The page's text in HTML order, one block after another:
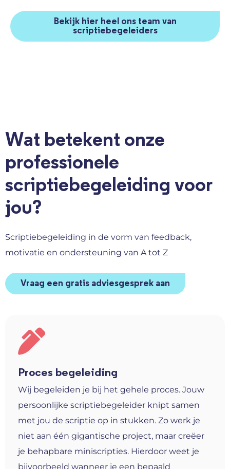
Bekijk hier heel ons team van
scriptiebegeleiders
Wat betekent onze
professionele
scriptiebegeleiding voor
jou?
Scriptiebegeleiding in de vorm van feedback,
motivatie en ondersteuning van A tot Z
Vraag een gratis adviesgesprek aan
Proces begeleiding
Wij begeleiden je bij het gehele proces. Jouw
persoonlijke scriptiebegeleider knipt samen
met jou de scriptie op in stukken. Zo werk je
niet aan één gigantische project, maar creëer
je behapbare miniscripties. Hierdoor weet je
bijvoorbeeld wanneer je een bepaald